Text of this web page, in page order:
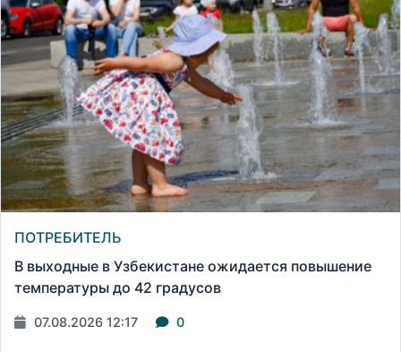
ПОТРЕБИТЕЛЬ
В выходные в Узбекистане ожидается повышение
температуры до 42 градусов
07.08.2026 12:17 0